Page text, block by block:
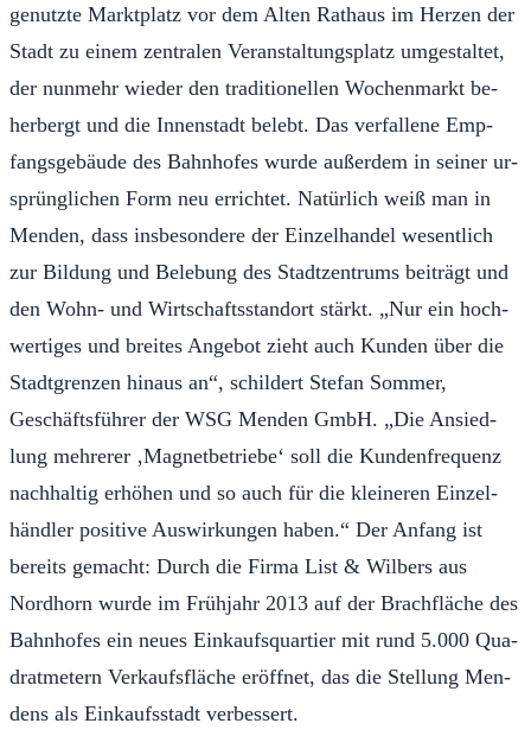
genutzte Markt­platz vor dem Al­ten Rathaus im Herzen der
Stadt zu einem zen­tralen Ve­r­an­s­tal­tungs­platz umges­tal­tet,
der nun­mehr wied­er den tra­di­tionellen Wochen­markt be­
her­bergt und die In­nen­s­tadt belebt. Das ver­fal­l­ene Emp­
fangs­ge­bäude des Bahn­hofes wurde außer­dem in sein­er ur­
sprünglichen Form neu er­richtet. Natür­lich weiß man in
Men­den, dass insbe­son­dere der Einzel­han­del wesentlich
zur Bil­dung und Bele­bung des Stadtzen­trums beiträgt und
den Wohn- und Wirtschafts­s­tan­dort stärkt. „Nur ein hoch­
w­ertiges und breites Ange­bot zie­ht auch Kun­den über die
Stadt­grenzen hi­naus an“, schildert Ste­fan Som­mer,
Geschäfts­führ­er der WSG Men­den GmbH. „Die An­sied­
lung mehr­er­er ‚Mag­net­be­triebe‘ soll die Kun­den­fre­quenz
nach­haltig er­höhen und so auch für die kleineren Einzel­
händler pos­i­tive Auswirkun­gen haben.“ Der An­fang ist
bere­its ge­macht: Durch die Fir­ma List & Wil­bers aus
Nord­horn wurde im Früh­jahr 2013 auf der Brach­fläche des
Bahn­hofes ein neues Einkauf­squarti­er mit rund 5.000 Qua­
drat­me­tern Verkaufs­fläche eröffnet, das die Stel­lung Men­
dens als Einkaufss­tadt verbessert.